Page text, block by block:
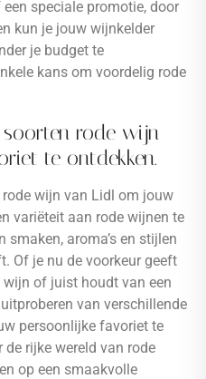
speciale promotie, door
kun je jouw wijnkelder
je budget te
kans om voordelig rode
soorten rode wijn
te ontdekken.
wijn van Lidl om jouw
variëteit aan rode wijnen te
smaken, aroma’s en stijlen
Of je nu de voorkeur geeft
of juist houdt van een
van verschillende
persoonlijke favoriet te
rijke wereld van rode
op een smaakvolle